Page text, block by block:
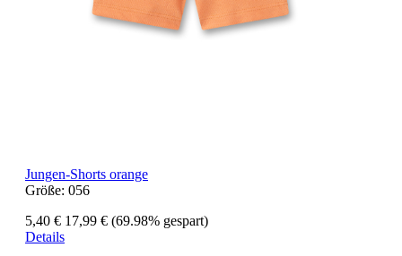
Jungen-Shorts orange
Größe: 056
5,40 € 17,99 € (69.98% gespart)
Details